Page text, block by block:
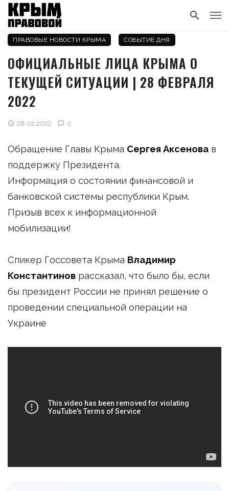
ПРАВОВЫЕ НОВОСТИ КРЫМА СОБЫТИЕ ДНЯ
ОФИЦИАЛЬНЫЕ ЛИЦА КРЫМА О
ТЕКУЩЕЙ СИТУАЦИИ | 28 ФЕВРАЛЯ
2022
28.02.2022 0
Обращение Главы Крыма Сергея Аксенова в
поддержку Президента.
Информация о состоянии финансовой и
банковской системы республики Крым.
Призыв всех к информационной
мобилизации!
Спикер Госсовета Крыма Владимир
Константинов рассказал, что было бы, если
бы президент России не принял решение о
проведении специальной операции на
Украине